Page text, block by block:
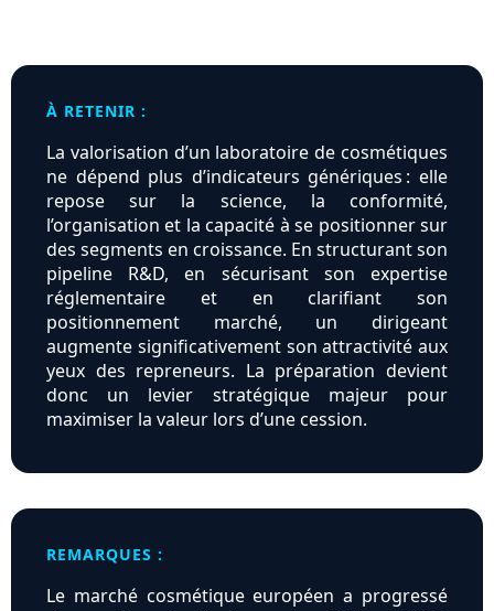
À RETENIR :
La valorisation d’un laboratoire de cosmétiques
ne dépend plus d’indicateurs génériques : elle
repose sur la science, la conformité,
l’organisation et la capacité à se positionner sur
des segments en croissance. En structurant son
pipeline R&D, en sécurisant son expertise
réglementaire et en clarifiant son
positionnement marché, un dirigeant
augmente significativement son attractivité aux
yeux des repreneurs. La préparation devient
donc un levier stratégique majeur pour
maximiser la valeur lors d’une cession.
REMARQUES :
Le marché cosmétique européen a progressé